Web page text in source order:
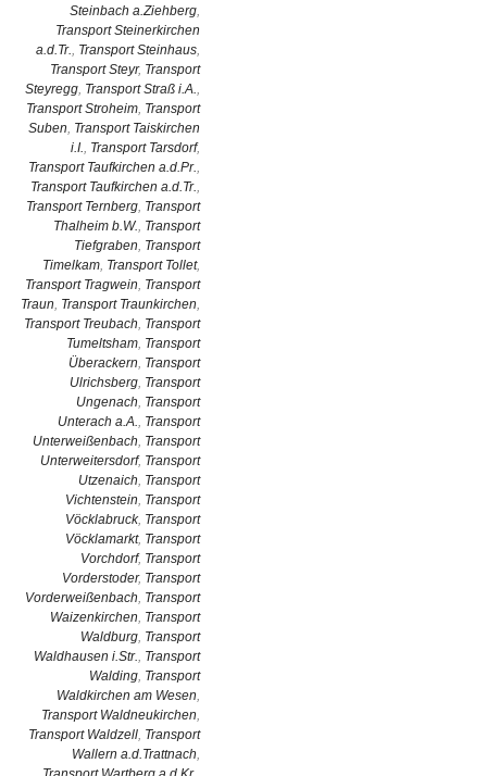
Steinbach a.Ziehberg,
Transport Steinerkirchen
a.d.Tr., Transport Steinhaus,
Transport Steyr, Transport
Steyregg, Transport Straß i.A.,
Transport Stroheim, Transport
Suben, Transport Taiskirchen
i.I., Transport Tarsdorf,
Transport Taufkirchen a.d.Pr.,
Transport Taufkirchen a.d.Tr.,
Transport Ternberg, Transport
Thalheim b.W., Transport
Tiefgraben, Transport
Timelkam, Transport Tollet,
Transport Tragwein, Transport
Traun, Transport Traunkirchen,
Transport Treubach, Transport
Tumeltsham, Transport
Überackern, Transport
Ulrichsberg, Transport
Ungenach, Transport
Unterach a.A., Transport
Unterweißenbach, Transport
Unterweitersdorf, Transport
Utzenaich, Transport
Vichtenstein, Transport
Vöcklabruck, Transport
Vöcklamarkt, Transport
Vorchdorf, Transport
Vorderstoder, Transport
Vorderweißenbach, Transport
Waizenkirchen, Transport
Waldburg, Transport
Waldhausen i.Str., Transport
Walding, Transport
Waldkirchen am Wesen,
Transport Waldneukirchen,
Transport Waldzell, Transport
Wallern a.d.Trattnach,